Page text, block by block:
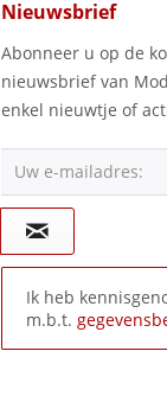
Nieuwsbrief
Abonneer u op de
nieuwsbrief van
enkel nieuwtje of
Uw e-mailadres:
Ik heb
m.b.t.